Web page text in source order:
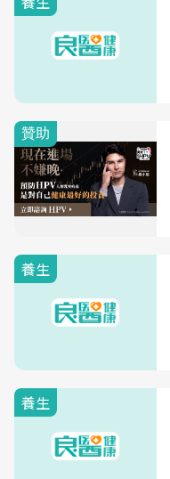
養生
養生